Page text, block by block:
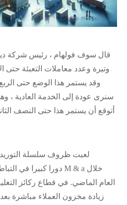
قال سوف فولهام ، رئيس شركة
وتيرة وعدد معاملات التعبئة
وقد يستمر هذا الوضع حتى
سنرى عودة إلى الخدمة العادية ،
لعبت ظروف سلسلة التوريد
العام الماضي. في قطاع ركائز
زيادة مخزون العملاء مباشرة